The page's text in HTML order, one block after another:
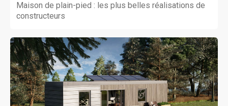
Maison de plain-pied : les plus belles réalisations de
constructeurs